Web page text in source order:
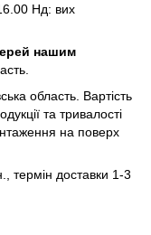
Нд: вих
нашим
область. Вартість
та тривалості
на поверх
термін доставки 1-3